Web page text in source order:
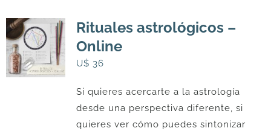
PRODUCTOS
ARTÍCULOS
Rituales astrológicos –
Online
U$ 36
Si quieres acercarte a la astrología
desde una perspectiva diferente, si
quieres ver cómo puedes sintonizar